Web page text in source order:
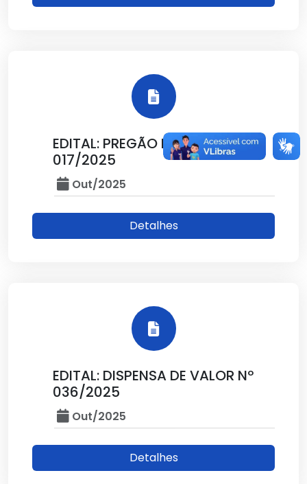
EDITAL: PREGÃO ELETRONICO Nº
017/2025
Out/2025
Detalhes
EDITAL: DISPENSA DE VALOR Nº
036/2025
Out/2025
Detalhes